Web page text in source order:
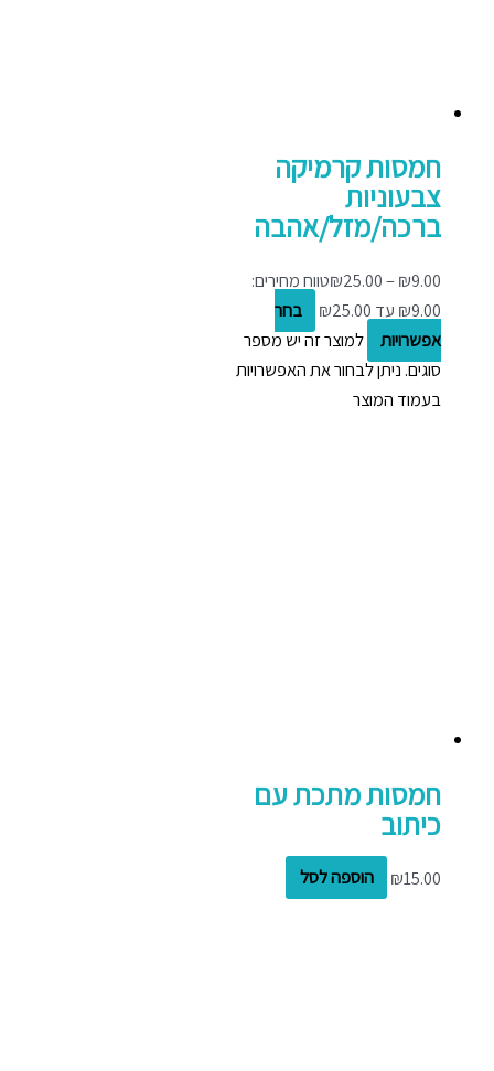
חמסות קרמיקה
צבעוניות
ברכה/מזל/אהבה
₪9.00
–
₪25.00
טווח מחירים:
בחר
אפשרויות
למוצר זה יש מספר
סוגים. ניתן לבחור את האפשרויות
בעמוד המוצר
חמסות מתכת עם
כיתוב
₪15.00 הוספה לסל